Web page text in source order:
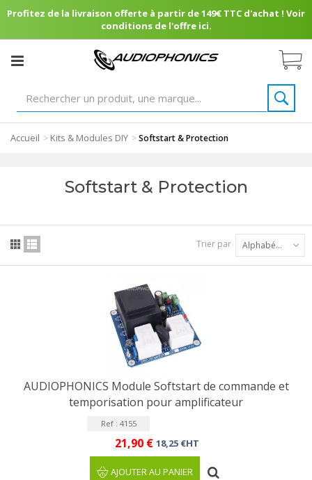
Profitez de la livraison offerte à partir de 149€ TTC d'achat ! Voir
conditions de l'offre ici.
Accueil > Kits & Modules DIY >Softstart & Protection
Softstart & Protection
Trier par Alphabétique : A à Z
AUDIOPHONICS Module Softstart de commande et
temporisation pour amplificateur
Ref : 4155
21,90 € 18,25 €HT
AJOUTER AU PANIER